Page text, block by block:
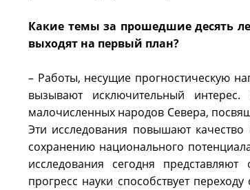
Какие темы за прошедшие десять
выходят на первый план?
– Работы, несущие прогностическую
вызывают исключительный
малочисленных народов Севера,
Эти исследования повышают
сохранению национального
исследования сегодня
прогресс науки способствует